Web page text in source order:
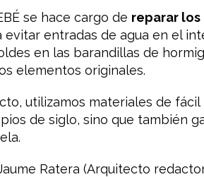
se hace cargo de reparar
entradas de agua en el
en las barandillas de
elementos originales.
utilizamos materiales de
de siglo, sino que también
Ratera (Arquitecto